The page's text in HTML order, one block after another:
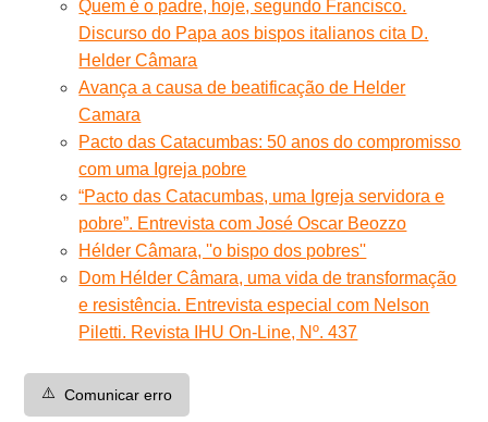
Quem é o padre, hoje, segundo Francisco.
Discurso do Papa aos bispos italianos cita D.
Helder Câmara
Avança a causa de beatificação de Helder
Camara
Pacto das Catacumbas: 50 anos do compromisso
com uma Igreja pobre
“Pacto das Catacumbas, uma Igreja servidora e
pobre”. Entrevista com José Oscar Beozzo
Hélder Câmara, ''o bispo dos pobres''
Dom Hélder Câmara, uma vida de transformação
e resistência. Entrevista especial com Nelson
Piletti. Revista IHU On-Line, Nº. 437
⚠️ Comunicar erro